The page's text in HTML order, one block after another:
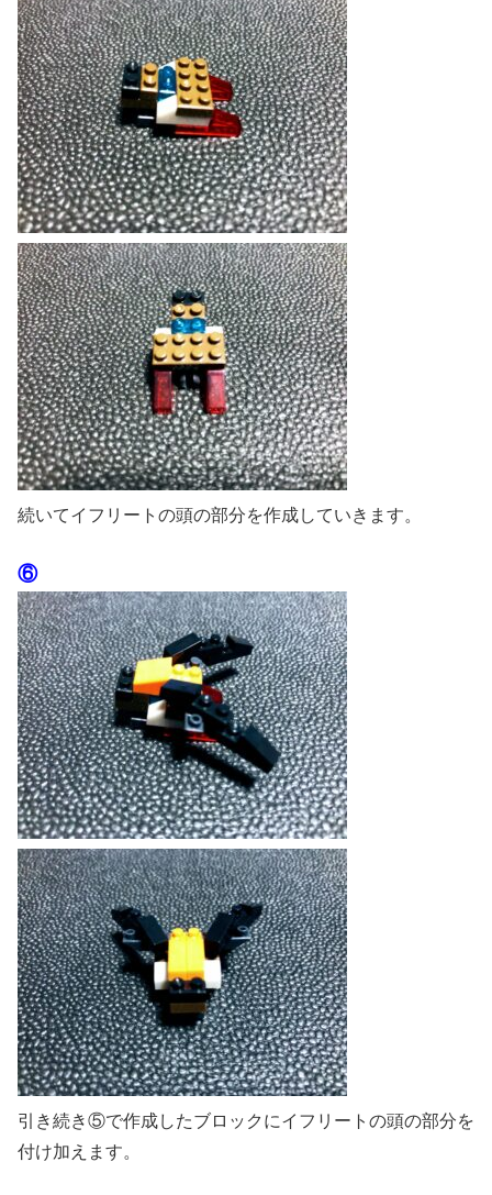
続いてイフリートの頭の部分を作成していきます。
⑥
引き続き⑤で作成したブロックにイフリートの頭の部分を
付け加えます。